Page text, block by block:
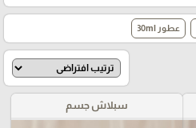
عطور 30ml
سبلاش جسم